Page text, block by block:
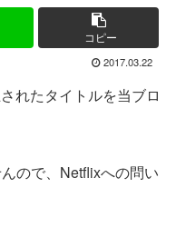
コピー
2017.03.22
れたタイトルを当ブロ
ので、Netflixへの問い